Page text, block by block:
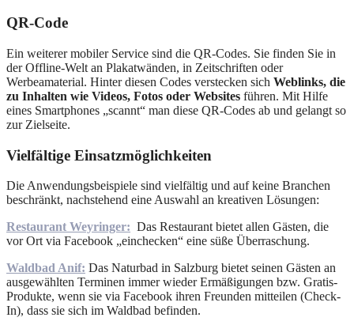
QR-Code
Ein weiterer mobiler Service sind die QR-Codes. Sie finden Sie in
der Offline-Welt an Plakatwänden, in Zeitschriften oder
Werbeamaterial. Hinter diesen Codes verstecken sich Weblinks, die
zu Inhalten wie Videos, Fotos oder Websites führen. Mit Hilfe
eines Smartphones „scannt“ man diese QR-Codes ab und gelangt so
zur Zielseite.
Vielfältige Einsatzmöglichkeiten
Die Anwendungsbeispiele sind vielfältig und auf keine Branchen
beschränkt, nachstehend eine Auswahl an kreativen Lösungen:
Restaurant Weyringer: Das Restaurant bietet allen Gästen, die
vor Ort via Facebook „einchecken“ eine süße Überraschung.
Waldbad Anif: Das Naturbad in Salzburg bietet seinen Gästen an
ausgewählten Terminen immer wieder Ermäßigungen bzw. Gratis-
Produkte, wenn sie via Facebook ihren Freunden mitteilen (Check-
In), dass sie sich im Waldbad befinden.